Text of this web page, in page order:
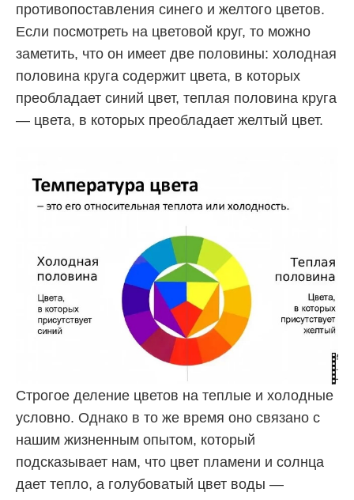
противопоставления синего и желтого цветов.
Если посмотреть на цветовой круг, то можно
заметить, что он имеет две половины: холодная
половина круга содержит цвета, в которых
преобладает синий цвет, теплая половина круга
— цвета, в которых преобладает желтый цвет.
Строгое деление цветов на теплые и холодные
условно. Однако в то же время оно связано с
нашим жизненным опытом, который
подсказывает нам, что цвет пламени и солнца
дает тепло, а голубоватый цвет воды —